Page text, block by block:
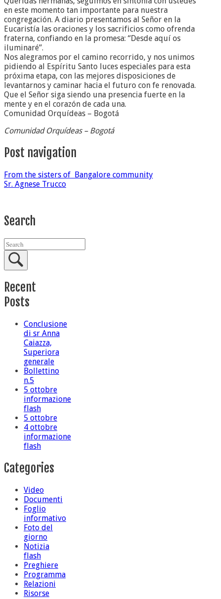
en este momento tan importante para nuestra
congregación. A diario presentamos al Señor en la
Eucaristía las oraciones y los sacrificios como ofrenda
fraterna, confiando en la promesa: “Desde aquí os
iluminaré”.
Nos alegramos por el camino recorrido, y nos unimos
pidiendo al Espíritu Santo luces especiales para esta
próxima etapa, con las mejores disposiciones de
levantarnos y caminar hacia el futuro con fe renovada.
Que el Señor siga siendo una presencia fuerte en la
mente y en el corazón de cada una.
Comunidad Orquídeas – Bogotá
Comunidad Orquídeas – Bogotá
Post navigation
From the sisters of Bangalore community
Sr. Agnese Trucco
Search
Recent
Posts
Conclusione
di sr Anna
Caiazza,
Superiora
generale
Bollettino
n.5
5 ottobre
informazione
flash
5 ottobre
4 ottobre
informazione
flash
Categories
Video
Documenti
Foglio
informativo
Foto del
giorno
Notizia
flash
Preghiere
Programma
Relazioni
Risorse